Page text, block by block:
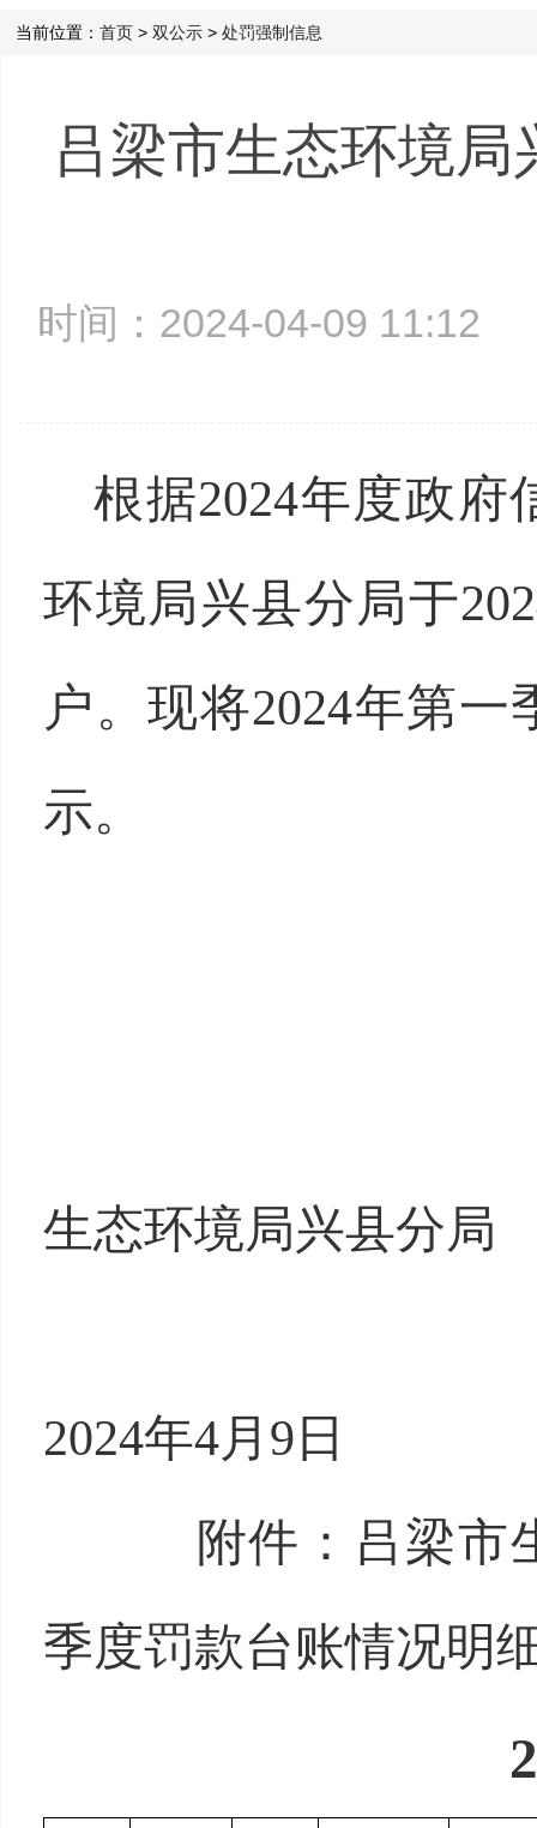
当前位置： 首页 > 双公示 > 处罚强制信息
吕梁市生态环境
时间：2024-04-09
根据2024年度政府
环境局兴县分局于
户。现将2024年第
示。
生态环境局兴县分局
2024年4月9日
附件： 吕梁市
季度罚款台账情况明